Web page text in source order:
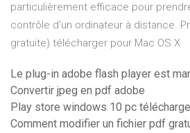
particulièrement efficace pour
contrôle d'un ordinateur à distance.
gratuite) télécharger pour Mac OS X
Le plug-in adobe flash player est
Convertir jpeg en pdf adobe
Play store windows 10 pc
Comment modifier un fichier pdf